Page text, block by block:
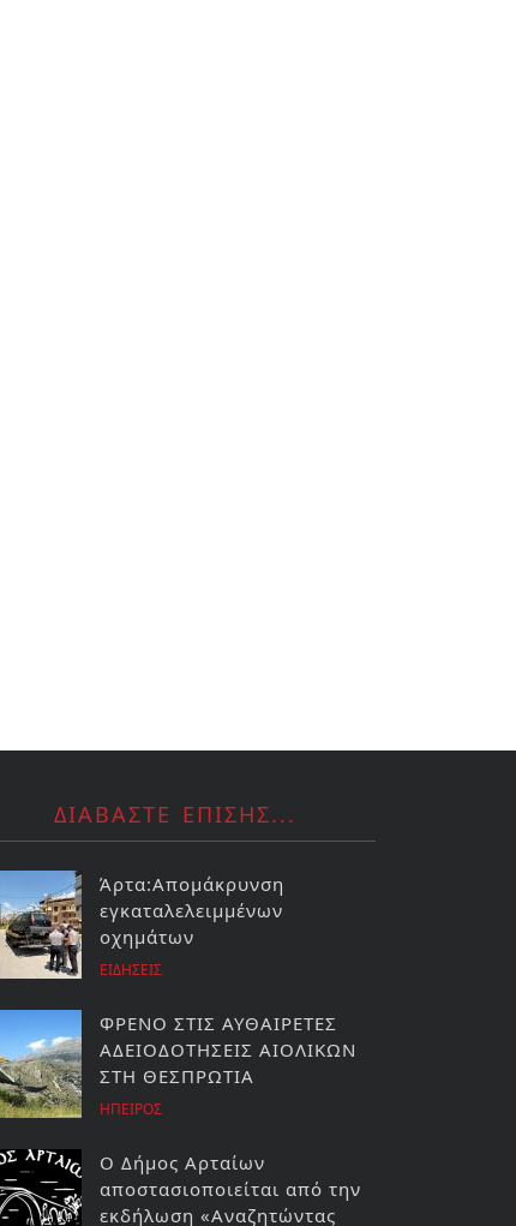
ΔΙΑΒΑΣΤΕ ΕΠΙΣΗΣ...
Άρτα:Απομάκρυνση
εγκαταλελειμμένων
οχημάτων
ΕΙΔΗΣΕΙΣ
ΦΡΕΝΟ ΣΤΙΣ ΑΥΘΑΙΡΕΤΕΣ
ΑΔΕΙΟΔΟΤΗΣΕΙΣ ΑΙΟΛΙΚΩΝ
ΣΤΗ ΘΕΣΠΡΩΤΙΑ
ΗΠΕΙΡΟΣ
Ο Δήμος Αρταίων
αποστασιοποιείται από την
εκδήλωση «Αναζητώντας